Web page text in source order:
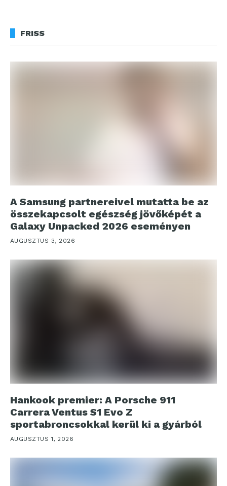
FRISS
A Samsung partnereivel mutatta be az
összekapcsolt egészség jövőképét a
Galaxy Unpacked 2026 eseményen
AUGUSZTUS 3, 2026
Hankook premier: A Porsche 911
Carrera Ventus S1 Evo Z
sportabroncsokkal kerül ki a gyárból
AUGUSZTUS 1, 2026